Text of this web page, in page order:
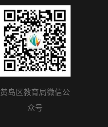
黄岛区教育局微信公
众号